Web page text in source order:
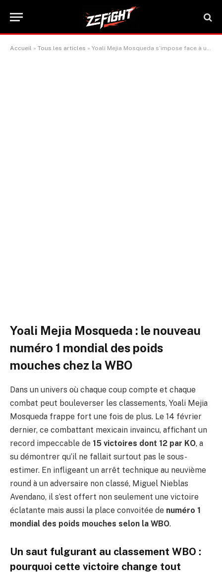
Accueil » Tous les articles » Yoali Mejia Mosqueda s’impose face à un adversaire non classé et devient le n°1 mondial des poids mouches selon la WBO
Yoali Mejia Mosqueda : le nouveau
numéro 1 mondial des poids
mouches chez la WBO
Dans un univers où chaque coup compte et chaque
combat peut bouleverser les classements, Yoali Mejia
Mosqueda frappe fort une fois de plus. Le 14 février
dernier, ce combattant mexicain invaincu, affichant un
record impeccable de 15 victoires dont 12 par KO, a
su démontrer qu’il ne fallait surtout pas le sous-
estimer. En infligeant un arrêt technique au neuvième
round à un adversaire non classé, Miguel Nieblas
Avendano, il s’est offert non seulement une victoire
éclatante mais aussi la place convoitée de numéro 1
mondial des poids mouches selon la WBO.
Un saut fulgurant au classement WBO :
pourquoi cette victoire change tout